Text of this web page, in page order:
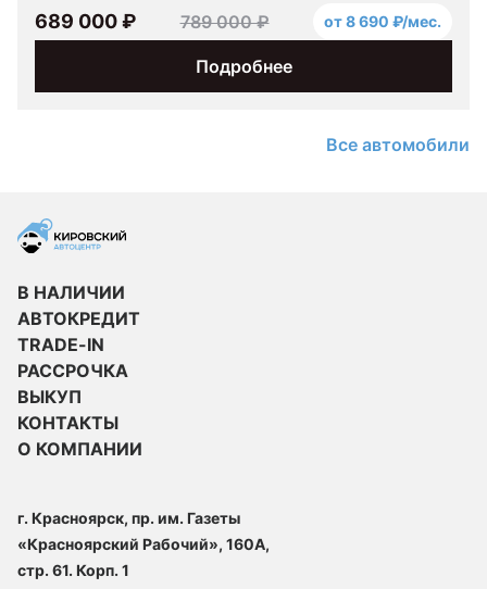
Подробнее
689 000 ₽ 789 000 ₽ от 8 690 ₽/мес.
Все автомобили
В НАЛИЧИИ
АВТОКРЕДИТ
TRADE-IN
РАССРОЧКА
ВЫКУП
КОНТАКТЫ
О КОМПАНИИ
г. Красноярск, пр. им. Газеты
«Красноярский Рабочий», 160А,
стр. 61. Корп. 1